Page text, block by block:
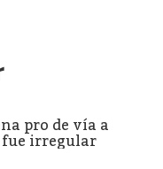
pro de vía a
irregular